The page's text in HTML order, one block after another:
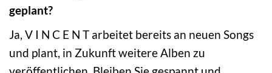
geplant?
Ja, V I N C E N T arbeitet bereits an neuen Songs
und plant, in Zukunft weitere Alben zu